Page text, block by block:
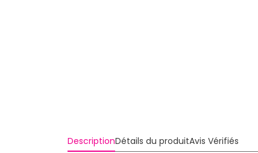
DescriptionDétails du produitAvis Vérifiés